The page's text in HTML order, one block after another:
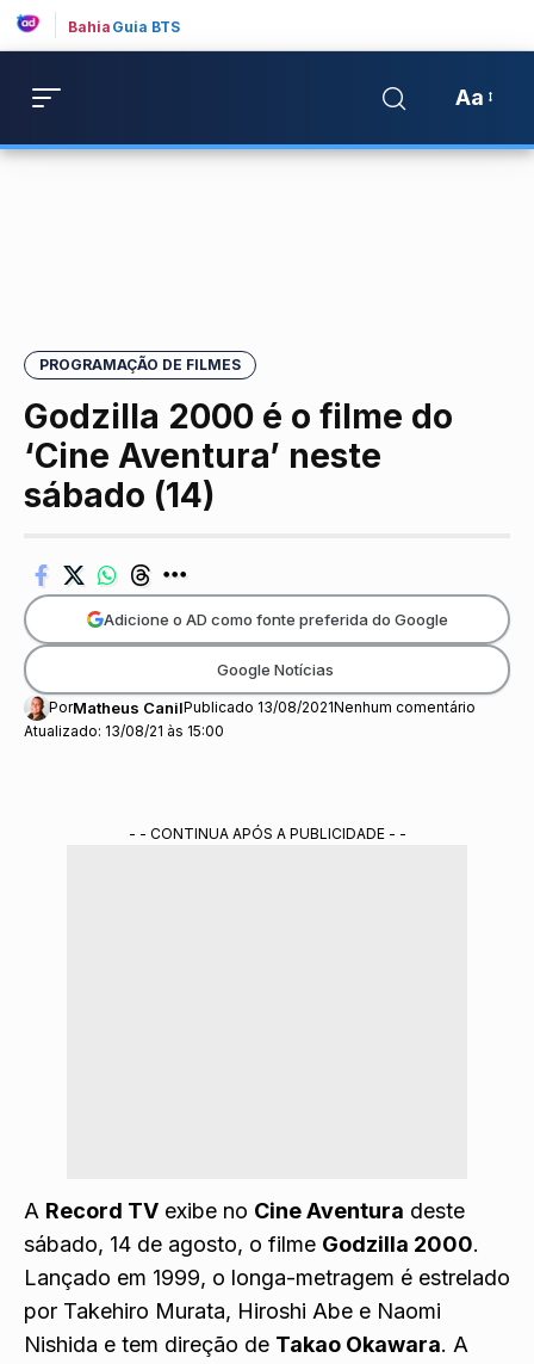
Bahia Guia BTS
Aa
PROGRAMAÇÃO DE FILMES
Godzilla 2000 é o filme do
‘Cine Aventura’ neste
sábado (14)
Atualizado: 13/08/21 às 15:00
PorMatheus CanilPublicado 13/08/2021Nenhum comentário
Adicione o AD como fonte preferida do Google
Google Notícias
- - CONTINUA APÓS A PUBLICIDADE - -
A Record TV exibe no Cine Aventura deste
sábado, 14 de agosto, o filme Godzilla 2000.
Lançado em 1999, o longa-metragem é estrelado
por Takehiro Murata, Hiroshi Abe e Naomi
Nishida e tem direção de Takao Okawara. A